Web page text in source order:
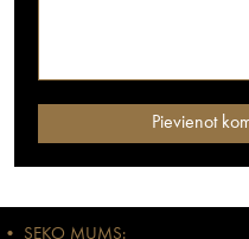
• SEKO MUMS: